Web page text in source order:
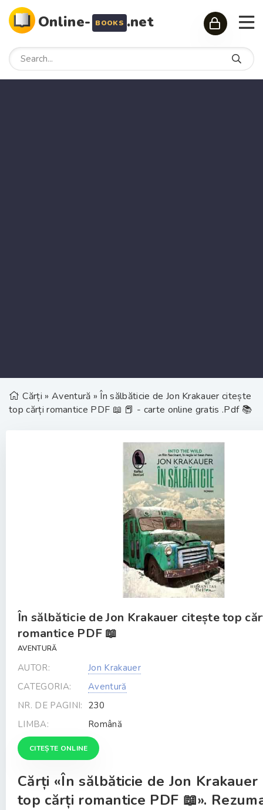
Online- BOOKS .net
Cărți » Aventură » În sălbăticie de Jon Krakauer citește
top cărți romantice PDF 📖 📕 - carte online gratis .Pdf 📚
În sălbăticie de Jon Krakauer citește top
romantice PDF 📖
AVENTURĂ
AUTOR:
Jon Krakauer
CATEGORIA:
Aventură
NR. DE PAGINI: 230
LIMBA:
Română
CITEȘTE ONLINE
Cărți «În sălbăticie de Jon
top cărți romantice PDF 📖».